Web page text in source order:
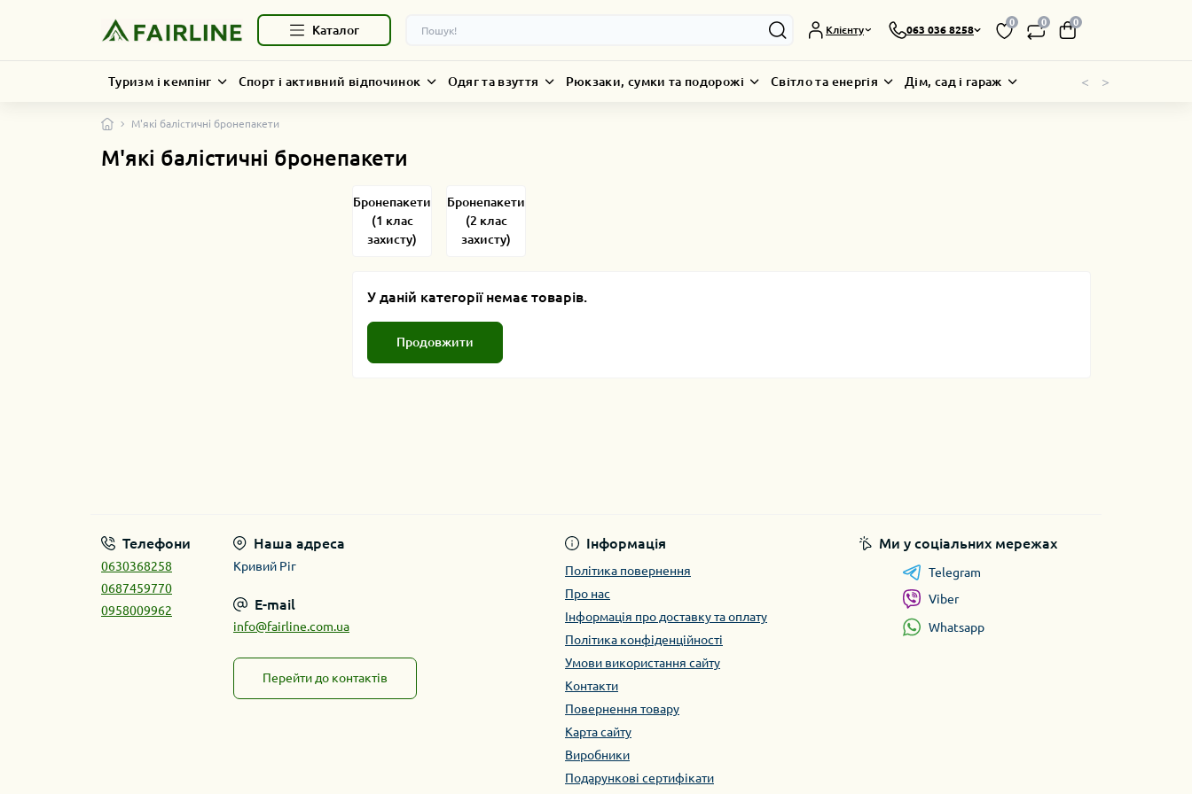
Каталог Клієнту 063 036 8258
0 0 0
Туризм і кемпінг Спорт і активний відпочинок Одяг та взуття Рюкзаки, сумки та подорожі Світло та енергія Дім, сад і гараж < >
М'які балістичні бронепакети
М'які балістичні бронепакети
Бронепакети
(1 клас
захисту)
Бронепакети
(2 клас
захисту)
У даній категорії немає товарів.
Продовжити
Телефони
0630368258
0687459770
0958009962
Наша адреса
Кривий Ріг
E-mail
info@fairline.com.ua
Перейти до контактів
Інформація
Політика повернення
Про нас
Інформація про доставку та оплату
Політика конфіденційності
Умови використання сайту
Контакти
Повернення товару
Карта сайту
Виробники
Подарункові сертифікати
Ми у соціальних мережах
Telegram
Viber
Whatsapp